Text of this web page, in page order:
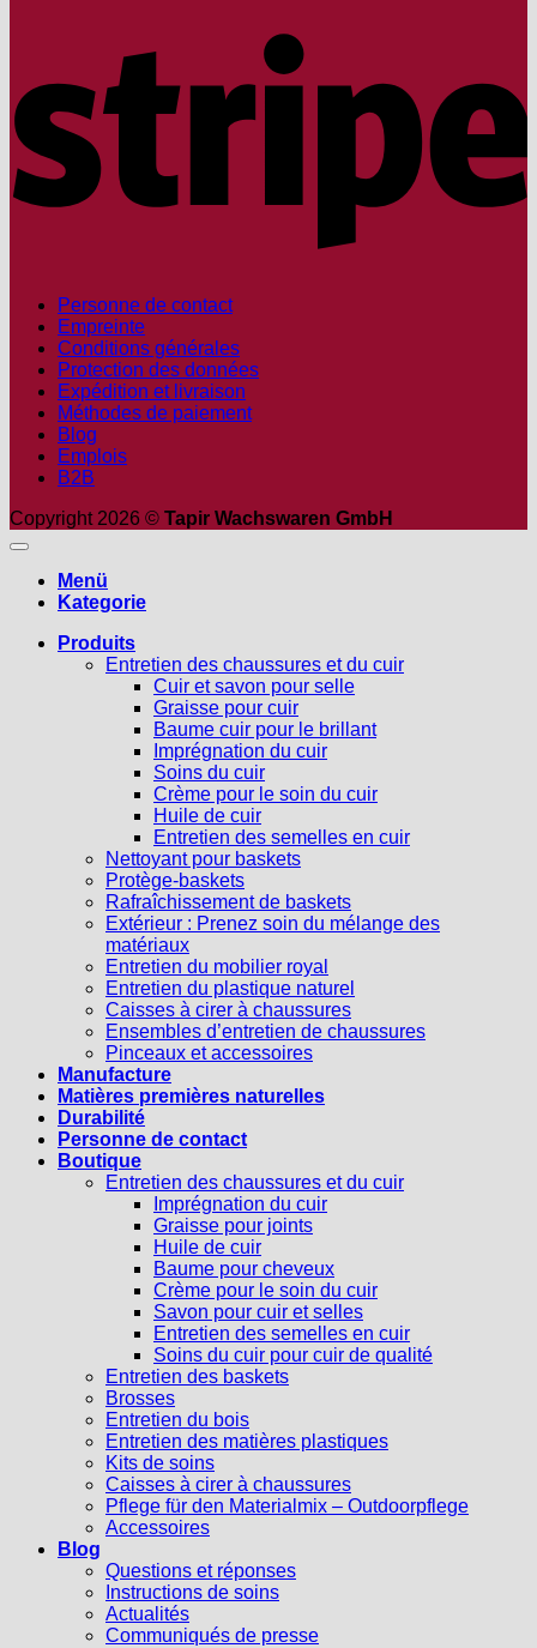
Personne de contact
Empreinte
Conditions générales
Protection des données
Expédition et livraison
Méthodes de paiement
Blog
Emplois
B2B
Copyright 2026 © Tapir Wachswaren GmbH
Menü
Kategorie
Produits
Entretien des chaussures et du cuir
Cuir et savon pour selle
Graisse pour cuir
Baume cuir pour le brillant
Imprégnation du cuir
Soins du cuir
Crème pour le soin du cuir
Huile de cuir
Entretien des semelles en cuir
Nettoyant pour baskets
Protège-baskets
Rafraîchissement de baskets
Extérieur : Prenez soin du mélange des
matériaux
Entretien du mobilier royal
Entretien du plastique naturel
Caisses à cirer à chaussures
Ensembles d’entretien de chaussures
Pinceaux et accessoires
Manufacture
Matières premières naturelles
Durabilité
Personne de contact
Boutique
Entretien des chaussures et du cuir
Imprégnation du cuir
Graisse pour joints
Huile de cuir
Baume pour cheveux
Crème pour le soin du cuir
Savon pour cuir et selles
Entretien des semelles en cuir
Soins du cuir pour cuir de qualité
Entretien des baskets
Brosses
Entretien du bois
Entretien des matières plastiques
Kits de soins
Caisses à cirer à chaussures
Pflege für den Materialmix – Outdoorpflege
Accessoires
Blog
Questions et réponses
Instructions de soins
Actualités
Communiqués de presse